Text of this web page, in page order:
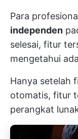
Para
independen
selesai, fitur
mengetahui
Hanya setelah
otomatis, fitur
perangkat